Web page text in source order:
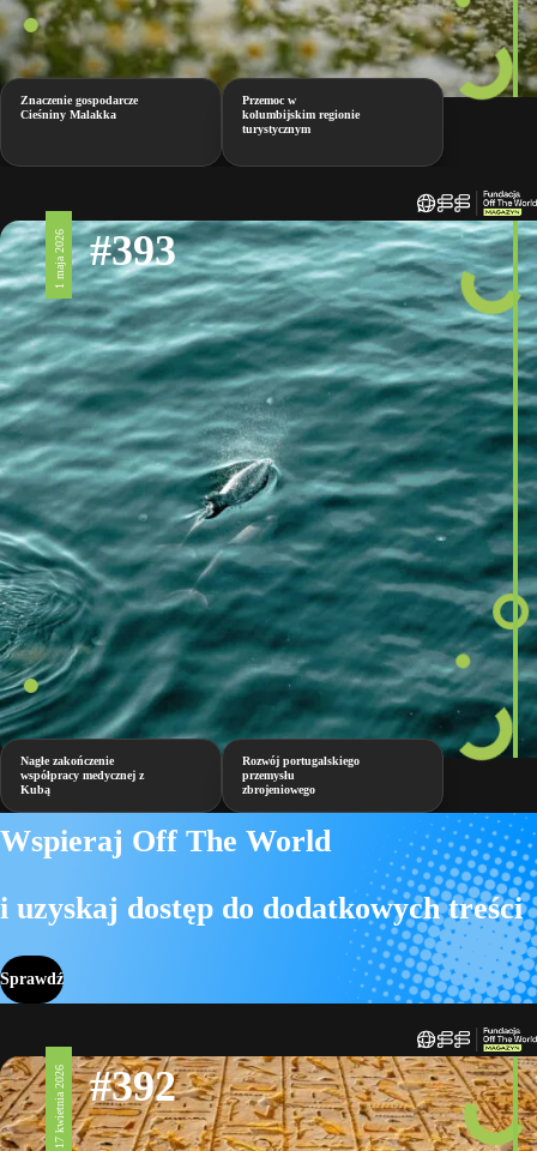
Znaczenie gospodarcze
Cieśniny Malakka
Przemoc w
kolumbijskim regionie
turystycznym
1 maja 2026 #393
Nagłe zakończenie
współpracy medycznej z
Kubą
Rozwój portugalskiego
przemysłu
zbrojeniowego
Wspieraj Off The World
i uzyskaj dostęp do dodatkowych treści
Sprawdź
17 kwietnia 2026 #392